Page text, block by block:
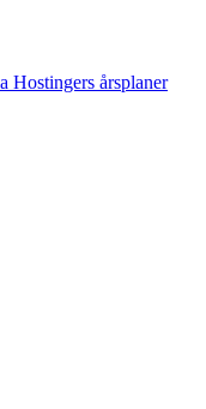
Hostingers årsplaner